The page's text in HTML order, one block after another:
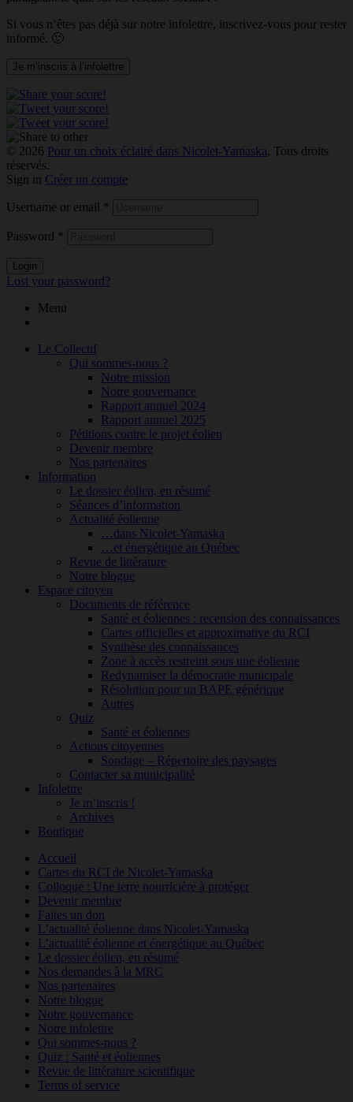
Si vous n’êtes pas déjà sur notre infolettre, inscrivez-vous pour rester
informé. 🙂
Je m’inscris à l’infolettre
© 2026 Pour un choix éclairé dans Nicolet-Yamaska. Tous droits
réservés.
Sign in Créer un compte
Username or email *
Password *
Login
Lost your password?
Menu
Le Collectif
Qui sommes-nous ?
Notre mission
Notre gouvernance
Rapport annuel 2024
Rapport annuel 2025
Pétitions contre le projet éolien
Devenir membre
Nos partenaires
Information
Le dossier éolien, en résumé
Séances d’information
Actualité éolienne
…dans Nicolet-Yamaska
…et énergétique au Québec
Revue de littérature
Notre blogue
Espace citoyen
Documents de référence
Santé et éoliennes : recension des connaissances
Cartes officielles et approximative du RCI
Synthèse des connaissances
Zone à accès restreint sous une éolienne
Redynamiser la démocratie municipale
Résolution pour un BAPE générique
Autres
Quiz
Santé et éoliennes
Actions citoyennes
Sondage – Répertoire des paysages
Contacter sa municipalité
Infolettre
Je m’inscris !
Archives
Boutique
Accueil
Cartes du RCI de Nicolet-Yamaska
Colloque : Une terre nourricière à protéger
Devenir membre
Faites un don
L’actualité éolienne dans Nicolet-Yamaska
L’actualité éolienne et énergétique au Québec
Le dossier éolien, en résumé
Nos demandes à la MRC
Nos partenaires
Notre blogue
Notre gouvernance
Notre infolettre
Qui sommes-nous ?
Quiz : Santé et éoliennes
Revue de littérature scientifique
Terms of service